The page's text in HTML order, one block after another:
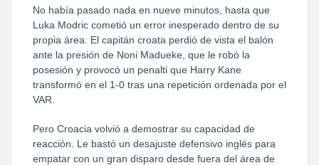
No había pasado nada en nueve minutos, hasta que
Luka Modric cometió un error inesperado dentro de su
propia área. El capitán croata perdió de vista el balón
ante la presión de Noni Madueke, que le robó la
posesión y provocó un penalti que Harry Kane
transformó en el 1-0 tras una repetición ordenada por el
VAR.
Pero Croacia volvió a demostrar su capacidad de
reacción. Le bastó un desajuste defensivo inglés para
empatar con un gran disparo desde fuera del área de